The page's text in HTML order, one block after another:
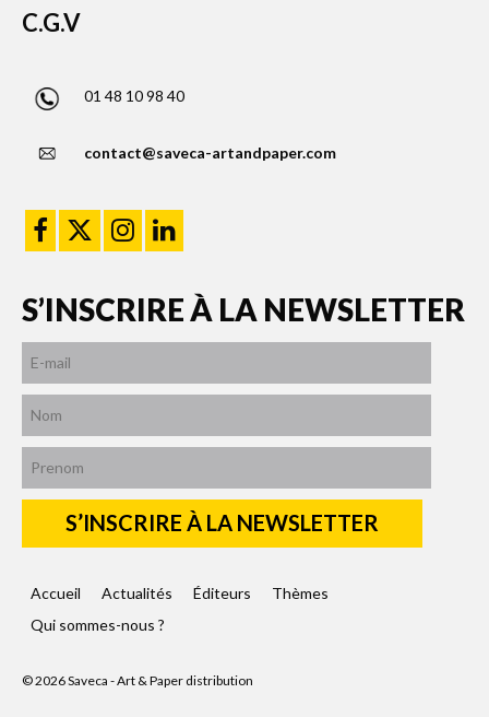
C.G.V
01 48 10 98 40
contact@saveca-artandpaper.com
S’INSCRIRE À LA NEWSLETTER
Accueil Actualités Éditeurs
Thèmes
Qui sommes-nous ?
© 2026 Saveca - Art & Paper distribution